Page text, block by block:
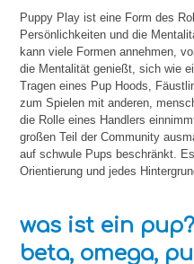
Puppy Play ist eine Form des
Persönlichkeiten und die
kann viele Formen annehmen,
die Mentalität genießt, sich wie
Tragen eines Pup Hoods,
zum Spielen mit anderen,
die Rolle eines Handlers
großen Teil der Community
auf schwule Pups beschränkt.
Orientierung und jedes
was ist ein
beta, omega,